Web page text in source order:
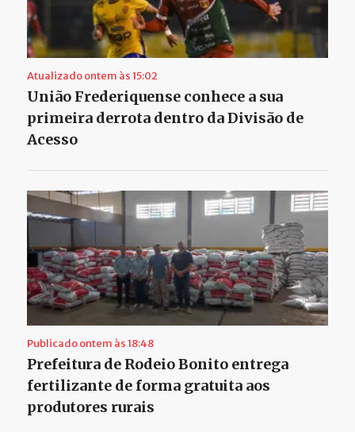
Atualizado ontem às 15:02
União Frederiquense conhece a sua
primeira derrota dentro da Divisão de
Acesso
Publicado ontem às 18:48
Prefeitura de Rodeio Bonito entrega
fertilizante de forma gratuita aos
produtores rurais